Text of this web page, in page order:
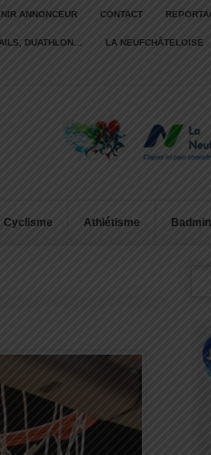
ANNONCEUR CONTACT
DUATHLON… LA NEUFCHÂTELOISE
Cyclisme Athlétisme